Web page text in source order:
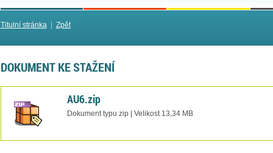
Titulní stránka| Zpět
DOKUMENT KE STAŽENÍ
AU6.zip
Dokument typu zip | Velikost 13,34 MB